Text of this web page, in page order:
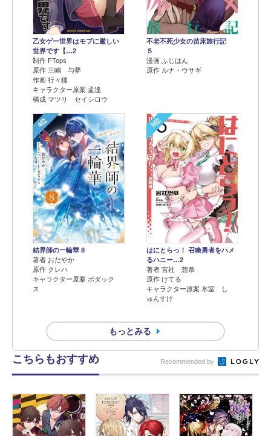
乙女ゲー世界はモブに厳しい
世界です【…2
制作 FTops
原作 三嶋 与夢
作画 行々狸
キャラクター原案 孟達
構成 マツリ セイシロウ
不老不死少女の苗床旅行記
５
漫画 ふじはん
原作 ルナ・ウサギ
4位
結界師の一輪華 8
著者 おだやか
原作 クレハ
キャラクター原案 ボダック
ス
5位
はにとらっ！ 召喚勇者をハメ
るハニー…2
著者 宮社 惣恭
原作 けてる
キャラクター原案 氷室 し
ゅんすけ
もっとみる
こちらもおすすめ Recommended by